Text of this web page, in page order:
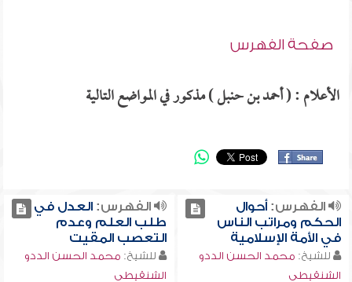
صفحة الفهرس
الأعلام : ( أحمد بن حنبل ) مذكور في المواضع التالية
الفهرس:أحوال
الحكم ومراتب الناس
في الأمة الإسلامية
للشيخ: محمد الحسن الددو
الشنقيطي
الفهرس:العدل في
طلب العلم وعدم
التعصب المقيت
للشيخ: محمد الحسن الددو
الشنقيطي